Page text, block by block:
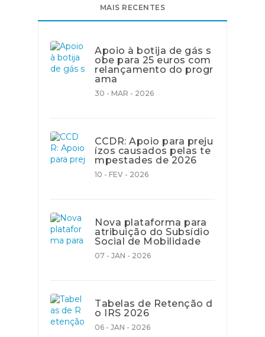
MAIS RECENTES
Apoio à botija de gás s
obe para 25 euros com
relançamento do progr
ama
30 - MAR - 2026
CCDR: Apoio para preju
ízos causados pelas te
mpestades de 2026
10 - FEV - 2026
Nova plataforma para
atribuição do Subsídio
Social de Mobilidade
07 - JAN - 2026
Tabelas de Retenção d
o IRS 2026
06 - JAN - 2026